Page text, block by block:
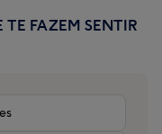
o
TE FAZEM SENTIR